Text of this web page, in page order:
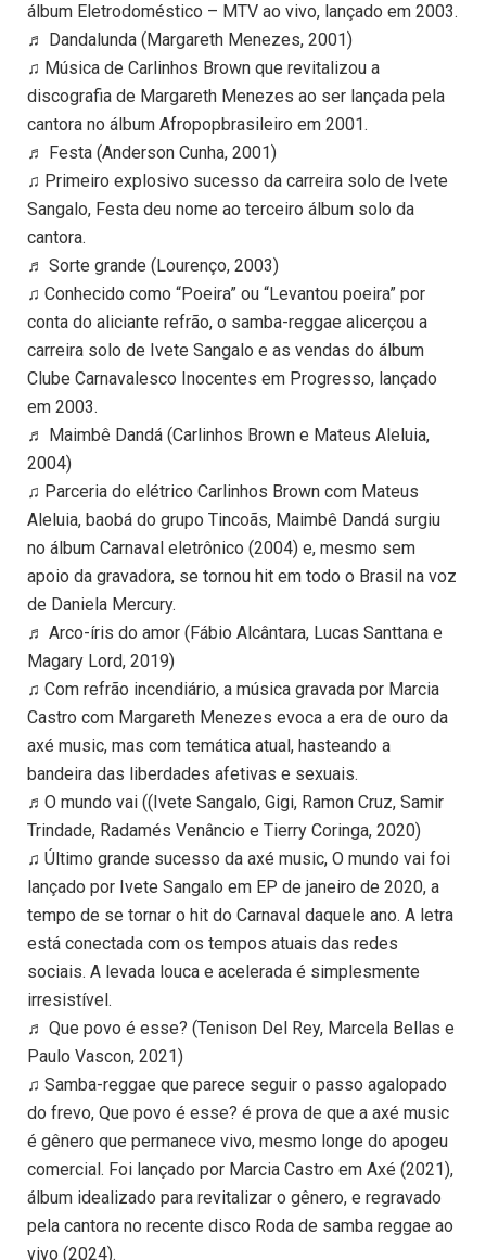
álbum Eletrodoméstico – MTV ao vivo, lançado em 2003.
♬ Dandalunda (Margareth Menezes, 2001)
♫ Música de Carlinhos Brown que revitalizou a
discografia de Margareth Menezes ao ser lançada pela
cantora no álbum Afropopbrasileiro em 2001.
♬ Festa (Anderson Cunha, 2001)
♫ Primeiro explosivo sucesso da carreira solo de Ivete
Sangalo, Festa deu nome ao terceiro álbum solo da
cantora.
♬ Sorte grande (Lourenço, 2003)
♫ Conhecido como “Poeira” ou “Levantou poeira” por
conta do aliciante refrão, o samba-reggae alicerçou a
carreira solo de Ivete Sangalo e as vendas do álbum
Clube Carnavalesco Inocentes em Progresso, lançado
em 2003.
♬ Maimbê Dandá (Carlinhos Brown e Mateus Aleluia,
2004)
♫ Parceria do elétrico Carlinhos Brown com Mateus
Aleluia, baobá do grupo Tincoãs, Maimbê Dandá surgiu
no álbum Carnaval eletrônico (2004) e, mesmo sem
apoio da gravadora, se tornou hit em todo o Brasil na voz
de Daniela Mercury.
♬ Arco-íris do amor (Fábio Alcântara, Lucas Santtana e
Magary Lord, 2019)
♫ Com refrão incendiário, a música gravada por Marcia
Castro com Margareth Menezes evoca a era de ouro da
axé music, mas com temática atual, hasteando a
bandeira das liberdades afetivas e sexuais.
♬O mundo vai ((Ivete Sangalo, Gigi, Ramon Cruz, Samir
Trindade, Radamés Venâncio e Tierry Coringa, 2020)
♫ Último grande sucesso da axé music, O mundo vai foi
lançado por Ivete Sangalo em EP de janeiro de 2020, a
tempo de se tornar o hit do Carnaval daquele ano. A letra
está conectada com os tempos atuais das redes
sociais. A levada louca e acelerada é simplesmente
irresistível.
♬ Que povo é esse? (Tenison Del Rey, Marcela Bellas e
Paulo Vascon, 2021)
♫ Samba-reggae que parece seguir o passo agalopado
do frevo, Que povo é esse? é prova de que a axé music
é gênero que permanece vivo, mesmo longe do apogeu
comercial. Foi lançado por Marcia Castro em Axé (2021),
álbum idealizado para revitalizar o gênero, e regravado
pela cantora no recente disco Roda de samba reggae ao
vivo (2024).